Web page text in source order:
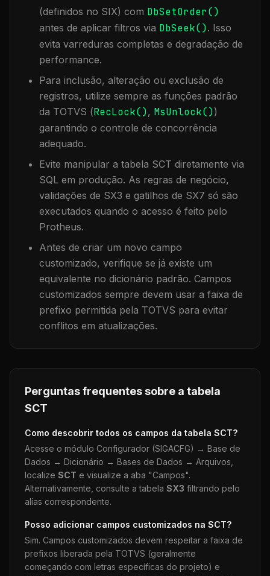
(definidos no SIX) com DbSetOrder()
antes de aplicar filtros via DbSeek(). Isso
evita varreduras completas e degradação de
performance.
Para inclusão, alteração ou exclusão de
registros, utilize sempre as funções padrão
da TOTVS (RecLock(), MsUnlock())
garantindo o controle de concorrência
adequado.
Evite manipular a tabela SCT diretamente via
SQL em produção. As regras de negócio,
validações de SX3 e gatilhos de SX7 só são
executados quando o acesso é feito pelo
Protheus.
Antes de criar um novo campo
customizado, verifique se já existe um
equivalente no dicionário padrão. Campos
customizados sempre devem usar a faixa de
prefixo permitida pela TOTVS para evitar
conflitos em atualizações.
Perguntas frequentes sobre a tabela
SCT
Como descobrir todos os campos da tabela SCT?
Acesse o módulo Configurador (SIGACFG) → Base de
Dados → Dicionário → Bases de Dados → Arquivos,
localize SCT e visualize a aba "Campos".
Alternativamente, consulte a tabela SX3 filtrando pelo
alias correspondente.
Posso adicionar campos customizados na SCT?
Sim. Campos customizados devem respeitar a faixa de
prefixos liberada pela TOTVS (geralmente
começando com letras específicas do projeto) e